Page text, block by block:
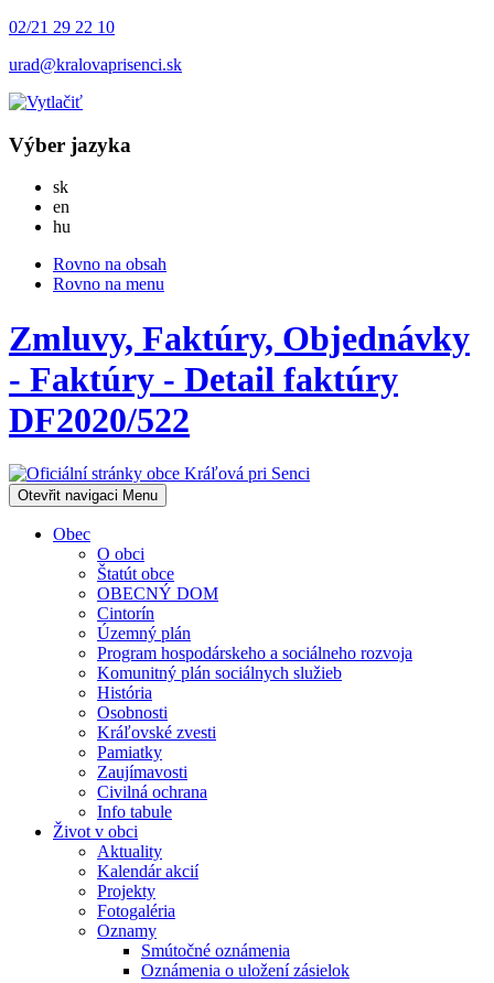
02/21 29 22 10
urad@kralovaprisenci.sk
Výber jazyka
skSlovensky
en
hu
Rovno na obsah
Rovno na menu
Zmluvy, Faktúry, Objednávky
- Faktúry - Detail faktúry
DF2020/522
Otevřit navigaci Menu
Obec
O obci
Štatút obce
OBECNÝ DOM
Cintorín
Územný plán
Program hospodárskeho a sociálneho rozvoja
Komunitný plán sociálnych služieb
História
Osobnosti
Kráľovské zvesti
Pamiatky
Zaujímavosti
Civilná ochrana
Info tabule
Život v obci
Aktuality
Kalendár akcií
Projekty
Fotogaléria
Oznamy
Smútočné oznámenia
Oznámenia o uložení zásielok